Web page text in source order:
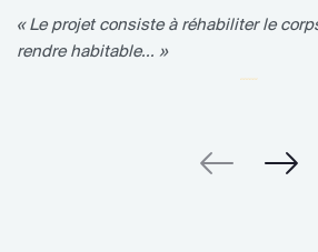
« Le projet consiste à réhabiliter le
rendre habitable... »